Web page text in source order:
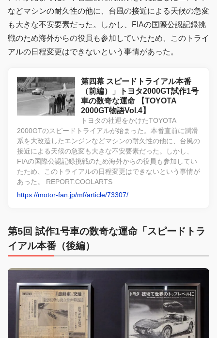
などマシンの耐久性の他に、台風の接近による天候の急変
も大きな不安要素だった。しかし、FIAの国際公認記録挑
戦のため海外からの役員も参加していたため、このトライ
アルの日程変更はできないという事情があった。
第四幕 スピードトライアル本番
（前編）」トヨタ2000GT試作1号
車の数奇な運命 【TOYOTA
2000GT物語Vol.4】
トヨタの社運をかけたTOYOTA
2000GTのスピードトライアルが始まった。本番直前に潤滑
系を大改造したエンジンなどマシンの耐久性の他に、台風の
接近による天候の急変も大きな不安要素だった。しかし、
FIAの国際公認記録挑戦のため海外からの役員も参加してい
たため、このトライアルの日程変更はできないという事情が
あった。 REPORT:COOLARTS
https://motor-fan.jp/mf/article/73307/
第5回 試作1号車の数奇な運命「スピードトラ
イアル本番（後編）